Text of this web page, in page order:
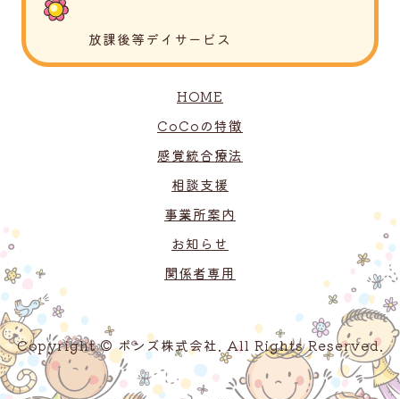
放課後等デイサービス
HOME
CoCoの特徴
感覚統合療法
相談支援
事業所案内
お知らせ
関係者専用
Copyright © ボンズ株式会社. All Rights Reserved.